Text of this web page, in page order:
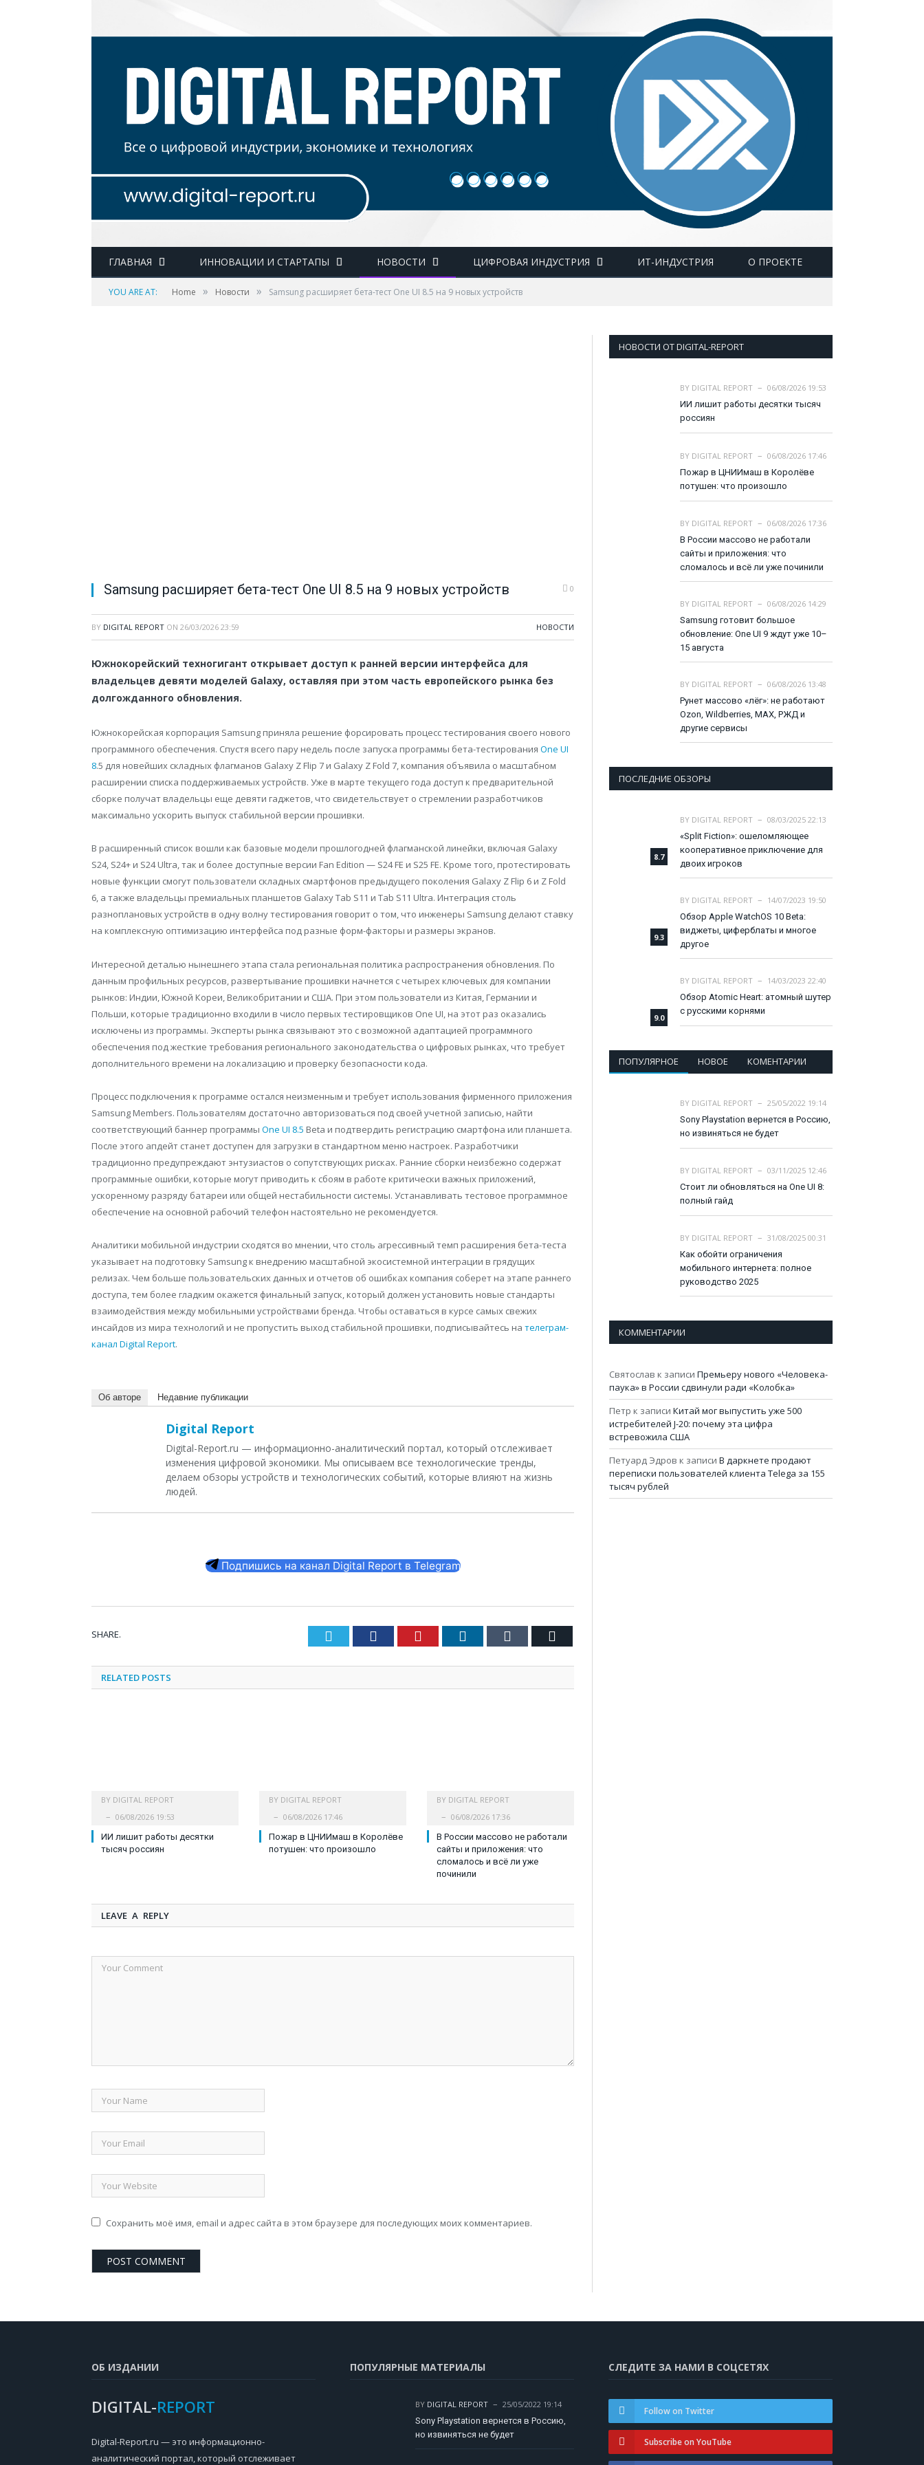
ГЛАВНАЯ ИННОВАЦИИ И СТАРТАПЫ НОВОСТИ ЦИФРОВАЯ ИНДУСТРИЯ ИТ-ИНДУСТРИЯ О ПРОЕКТЕ
YOU ARE AT: Home » Новости » Samsung расширяет бета-тест One UI 8.5 на 9 новых устройств
Samsung расширяет бета-тест One UI 8.5 на 9 новых устройств 0
BY DIGITAL REPORT ON 26/03/2026 23:59 НОВОСТИ
Южнокорейский техногигант открывает доступ к ранней версии интерфейса для
владельцев девяти моделей Galaxy, оставляя при этом часть европейского рынка без
долгожданного обновления.
Южнокорейская корпорация Samsung приняла решение форсировать процесс тестирования своего нового
программного обеспечения. Спустя всего пару недель после запуска программы бета-тестирования One UI
8.5 для новейших складных флагманов Galaxy Z Flip 7 и Galaxy Z Fold 7, компания объявила о масштабном
расширении списка поддерживаемых устройств. Уже в марте текущего года доступ к предварительной
сборке получат владельцы еще девяти гаджетов, что свидетельствует о стремлении разработчиков
максимально ускорить выпуск стабильной версии прошивки.
В расширенный список вошли как базовые модели прошлогодней флагманской линейки, включая Galaxy
S24, S24+ и S24 Ultra, так и более доступные версии Fan Edition — S24 FE и S25 FE. Кроме того, протестировать
новые функции смогут пользователи складных смартфонов предыдущего поколения Galaxy Z Flip 6 и Z Fold
6, а также владельцы премиальных планшетов Galaxy Tab S11 и Tab S11 Ultra. Интеграция столь
разноплановых устройств в одну волну тестирования говорит о том, что инженеры Samsung делают ставку
на комплексную оптимизацию интерфейса под разные форм-факторы и размеры экранов.
Интересной деталью нынешнего этапа стала региональная политика распространения обновления. По
данным профильных ресурсов, развертывание прошивки начнется с четырех ключевых для компании
рынков: Индии, Южной Кореи, Великобритании и США. При этом пользователи из Китая, Германии и
Польши, которые традиционно входили в число первых тестировщиков One UI, на этот раз оказались
исключены из программы. Эксперты рынка связывают это с возможной адаптацией программного
обеспечения под жесткие требования регионального законодательства о цифровых рынках, что требует
дополнительного времени на локализацию и проверку безопасности кода.
Процесс подключения к программе остался неизменным и требует использования фирменного приложения
Samsung Members. Пользователям достаточно авторизоваться под своей учетной записью, найти
соответствующий баннер программы One UI 8.5 Beta и подтвердить регистрацию смартфона или планшета.
После этого апдейт станет доступен для загрузки в стандартном меню настроек. Разработчики
традиционно предупреждают энтузиастов о сопутствующих рисках. Ранние сборки неизбежно содержат
программные ошибки, которые могут приводить к сбоям в работе критически важных приложений,
ускоренному разряду батареи или общей нестабильности системы. Устанавливать тестовое программное
обеспечение на основной рабочий телефон настоятельно не рекомендуется.
Аналитики мобильной индустрии сходятся во мнении, что столь агрессивный темп расширения бета-теста
указывает на подготовку Samsung к внедрению масштабной экосистемной интеграции в грядущих
релизах. Чем больше пользовательских данных и отчетов об ошибках компания соберет на этапе раннего
доступа, тем более гладким окажется финальный запуск, который должен установить новые стандарты
взаимодействия между мобильными устройствами бренда. Чтобы оставаться в курсе самых свежих
инсайдов из мира технологий и не пропустить выход стабильной прошивки, подписывайтесь на телеграм-
канал Digital Report.
Об авторе Недавние публикации
Digital Report
Digital-Report.ru — информационно-аналитический портал, который отслеживает
изменения цифровой экономики. Мы описываем все технологические тренды,
делаем обзоры устройств и технологических событий, которые влияют на жизнь
людей.
Подпишись на канал Digital Report в Telegram
SHARE. Twitter Facebook Pinterest LinkedIn Tumblr
RELATED POSTS
BY DIGITAL REPORT
06/08/2026 19:53
ИИ лишит работы десятки
тысяч россиян
BY DIGITAL REPORT
06/08/2026 17:46
Пожар в ЦНИИмаш в Королёве
потушен: что произошло
BY DIGITAL REPORT
06/08/2026 17:36
В России массово не работали
сайты и приложения: что
сломалось и всё ли уже
починили
LEAVE A REPLY
Сохранить моё имя, email и адрес сайта в этом браузере для последующих моих комментариев.
НОВОСТИ ОТ DIGITAL-REPORT
BY DIGITAL REPORT
06/08/2026 19:53
ИИ лишит работы десятки тысяч
россиян
BY DIGITAL REPORT
06/08/2026 17:46
Пожар в ЦНИИмаш в Королёве
потушен: что произошло
BY DIGITAL REPORT
06/08/2026 17:36
В России массово не работали
сайты и приложения: что
сломалось и всё ли уже починили
BY DIGITAL REPORT
06/08/2026 14:29
Samsung готовит большое
обновление: One UI 9 ждут уже 10–
15 августа
BY DIGITAL REPORT
06/08/2026 13:48
Рунет массово «лёг»: не работают
Ozon, Wildberries, MAX, РЖД и
другие сервисы
ПОСЛЕДНИЕ ОБЗОРЫ
8.7
BY DIGITAL REPORT
08/03/2025 22:13
«Split Fiction»: ошеломляющее
кооперативное приключение для
двоих игроков
9.3
BY DIGITAL REPORT
14/07/2023 19:50
Обзор Apple WatchOS 10 Beta:
виджеты, циферблаты и многое
другое
9.0
BY DIGITAL REPORT
14/03/2023 22:40
Обзор Atomic Heart: атомный шутер
с русскими корнями
ПОПУЛЯРНОЕ НОВОЕ КОМЕНТАРИИ
BY DIGITAL REPORT
25/05/2022 19:14
Sony Playstation вернется в Россию,
но извиняться не будет
BY DIGITAL REPORT
03/11/2025 12:46
Стоит ли обновляться на One UI 8:
полный гайд
BY DIGITAL REPORT
31/08/2025 00:31
Как обойти ограничения
мобильного интернета: полное
руководство 2025
КОММЕНТАРИИ
Святослав к записи Премьеру нового «Человека-
паука» в России сдвинули ради «Колобка»
Петр к записи Китай мог выпустить уже 500
истребителей J-20: почему эта цифра
встревожила США
Петуард Эдров к записи В даркнете продают
переписки пользователей клиента Telega за 155
тысяч рублей
ОБ ИЗДАНИИ
DIGITAL-REPORT
Digital-Report.ru — это информационно-
аналитический портал, который отслеживает
ПОПУЛЯРНЫЕ МАТЕРИАЛЫ
BY DIGITAL REPORT
25/05/2022 19:14
Sony Playstation вернется в Россию,
но извиняться не будет
СЛЕДИТЕ ЗА НАМИ В СОЦСЕТЯХ
Follow on Twitter
Subscribe on YouTube